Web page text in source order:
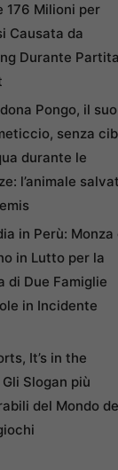
176 Milioni per
Causata da
Durante
Pongo, il suo
senza
durante le
l’animale
in Perù: Monza
in Lutto per la
di Due Famiglie
in Incidente
It’s in the
Gli Slogan più
del Mondo